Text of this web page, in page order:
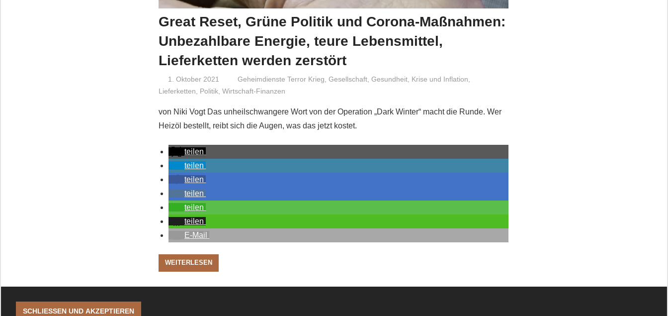
Great Reset, Grüne Politik und Corona-Maßnahmen:
Unbezahlbare Energie, teure Lebensmittel,
Lieferketten werden zerstört
1. Oktober 2021 Niki Vogt
Geheimdienste Terror Krieg Gesellschaft, Gesundheit, Krise und Inflation
Lieferketten
Politik ,Wirtschaft-Finanzen
von Niki Vogt Das unheilschwangere Wort von der Operation „Dark Winter“ macht die Runde. Wer
Heizöl bestellt, reibt sich die Augen, was das jetzt kostet.
teilen
teilen
teilen
teilen
teilen
teilen
E-Mail
WEITERLESEN